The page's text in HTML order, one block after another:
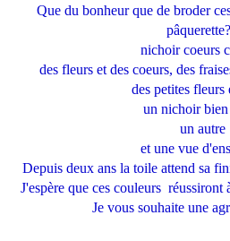
Que du bonheur que de broder
nichoir coeurs
des fleurs et des coeurs, des
des petites fleurs
un nichoir
un autre
et une vue
Depuis deux ans la toile attend sa
J'espère que ces couleurs
Je vous souhaite une